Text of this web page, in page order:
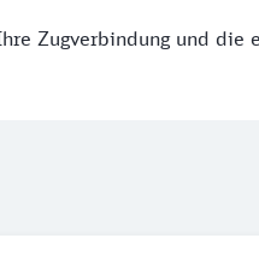
Zugverbindung und die